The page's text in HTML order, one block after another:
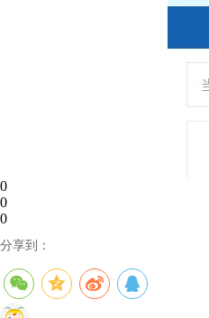
0
0
0
分享到：